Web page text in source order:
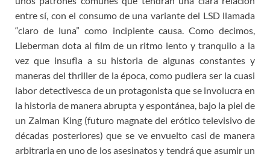
entre sí, con el consumo de una variante del LSD llamada
“claro de luna” como incipiente causa. Como decimos,
Lieberman dota al film de un ritmo lento y tranquilo a la
vez que insufla a su historia de algunas constantes y
maneras del thriller de la época, como pudiera ser la cuasi
labor detectivesca de un protagonista que se involucra en
la historia de manera abrupta y espontánea, bajo la piel de
un Zalman King (futuro magnate del erótico televisivo de
décadas posteriores) que se ve envuelto casi de manera
arbitraria en uno de los asesinatos y tendrá que asumir un